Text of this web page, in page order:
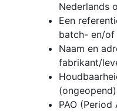
Nederlands
Een
batch- en/of
Naam en
fabrikant/
PAO